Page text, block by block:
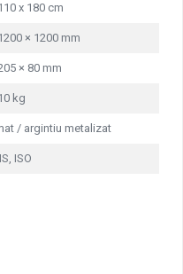
x 180 cm
× 1200 mm
× 80 mm
kg
/ argintiu metalizat
ISO